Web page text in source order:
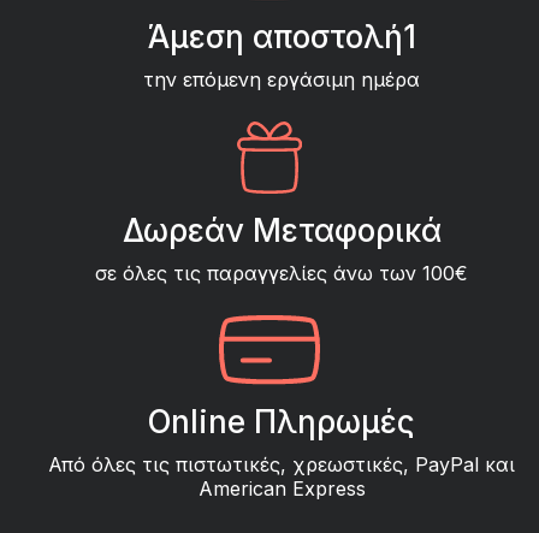
Άμεση αποστολή1
την επόμενη εργάσιμη ημέρα
Δωρεάν Μεταφορικά
σε όλες τις παραγγελίες άνω των 100€
Online Πληρωμές
Από όλες τις πιστωτικές, χρεωστικές, PayPal και
American Express